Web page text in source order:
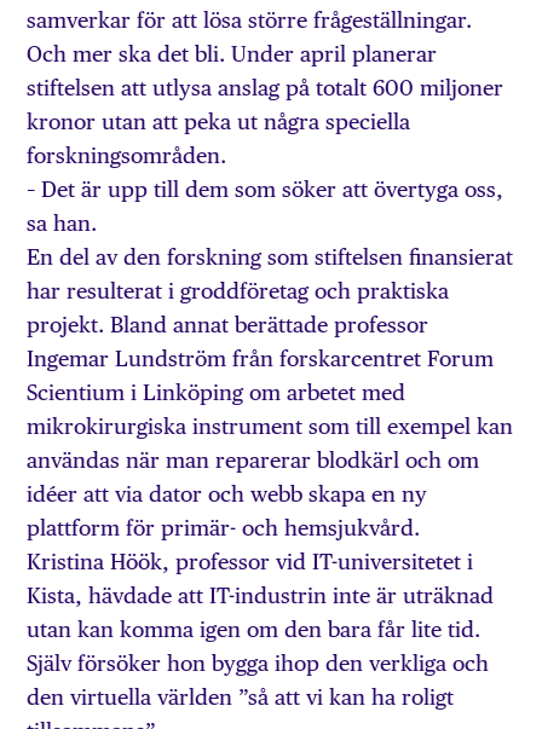
samverkar för att lösa större frågeställningar.
Och mer ska det bli. Under april planerar
stiftelsen att utlysa anslag på totalt 600 miljoner
kronor utan att peka ut några speciella
forskningsområden.
– Det är upp till dem som söker att övertyga oss,
sa han.
En del av den forskning som stiftelsen finansierat
har resulterat i groddföretag och praktiska
projekt. Bland annat berättade professor
Ingemar Lundström från forskarcentret Forum
Scientium i Linköping om arbetet med
mikrokirurgiska instrument som till exempel kan
användas när man reparerar blodkärl och om
idéer att via dator och webb skapa en ny
plattform för primär- och hemsjukvård.
Kristina Höök, professor vid IT-universitetet i
Kista, hävdade att IT-industrin inte är uträknad
utan kan komma igen om den bara får lite tid.
Själv försöker hon bygga ihop den verkliga och
den virtuella världen ”så att vi kan ha roligt